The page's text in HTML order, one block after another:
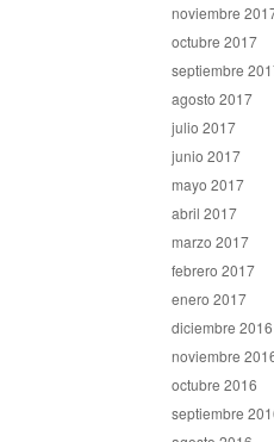
noviembre
octubre 2017
septiembre
agosto 2017
julio 2017
junio 2017
mayo 2017
abril 2017
marzo 2017
febrero 2017
enero 2017
diciembre 2016
noviembre
octubre 2016
septiembre